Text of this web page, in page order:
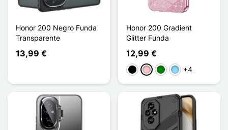
Honor 200 Negro Funda
Transparente
13,99 €
Honor 200 Gradient
Glitter Funda
12,99 €
NegroRosaVerdeAzul claro
+4